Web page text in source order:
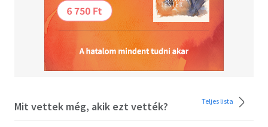
Mit vettek még, akik ezt vették? Teljes lista